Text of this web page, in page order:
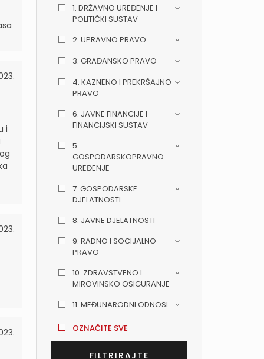
i
1. DRŽAVNO UREĐENJE I
POLITIČKI SUSTAV
2. UPRAVNO PRAVO
3. GRAĐANSKO PRAVO
4. KAZNENO I PREKRŠAJNO
PRAVO
6. JAVNE FINANCIJE I
FINANCIJSKI SUSTAV
5.
GOSPODARSKOPRAVNO
UREĐENJE
7. GOSPODARSKE
DJELATNOSTI
8. JAVNE DJELATNOSTI
9. RADNO I SOCIJALNO
PRAVO
10. ZDRAVSTVENO I
MIROVINSKO OSIGURANJE
11. MEĐUNARODNI ODNOSI
OZNAČITE SVE